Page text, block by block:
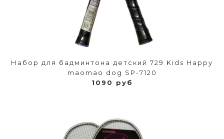
Набор для бадминтона детский 729 Kids Happy
maomao dog SP-7120
1090 руб